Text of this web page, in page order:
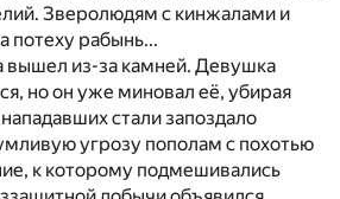
Зверолюдям с кинжалами и
потеху рабынь...
вышел из-за камней. Девушка
но он уже миновал её, убирая
стали запоздало
угрозу пополам с похотью
к которому подмешивались